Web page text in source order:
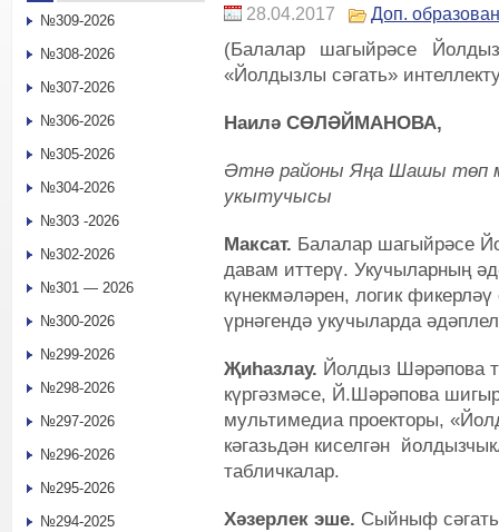
28.04.2017 Доп.
(Балалар шагыйрәсе
«Йолдызлы сәгать»
Наилә СӨЛӘЙМАНОВА,
Әтнә районы Яңа Шашы төп
укытучысы
Максат. Балалар шагыйрәсе
давам иттерү. Укучыларның
күнекмәләрен, логик
үрнәгендә укучыларда
Җиһазлау. Йолдыз Шәрәпова
күргәзмәсе, Й.Шәрәпова
мультимедиа проекторы,
кәгазьдән киселгән
табличкалар.
Хәзерлек эше. Сыйныф
№309-2026
№308-2026
№307-2026
№306-2026
№305-2026
№304-2026
№303 -2026
№302-2026
№301 — 2026
№300-2026
№299-2026
№298-2026
№297-2026
№296-2026
№295-2026
№294-2025